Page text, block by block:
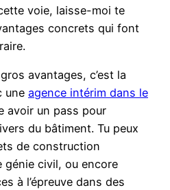
voie, laisse-moi te
concrets qui font
avantages, c’est la
une agence intérim dans le
avoir un pass pour
du bâtiment. Tu peux
de construction
civil, ou encore
à l’épreuve dans des